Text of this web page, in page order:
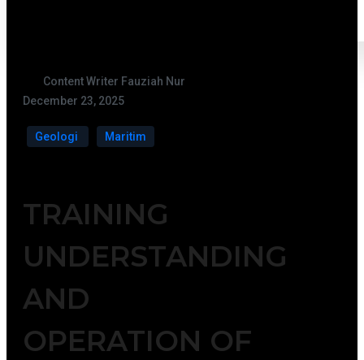
Content Writer Fauziah Nur
December 23, 2025
Geologi Maritim
TRAINING
UNDERSTANDING
AND
OPERATION OF